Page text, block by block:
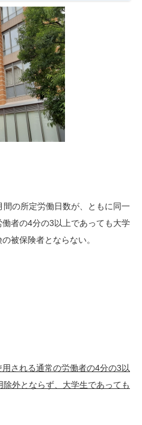
の所定労働日数が、ともに同一
者の4分の3以上であっても大学
被保険者とならない。
される通常の労働者の4分の3以
除外とならず、大学生であっても